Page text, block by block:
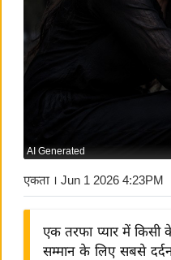
AI Generated
एकता । Jun 1 2026 4:23PM
एक तरफा प्यार में
सम्मान के लिए सबसे